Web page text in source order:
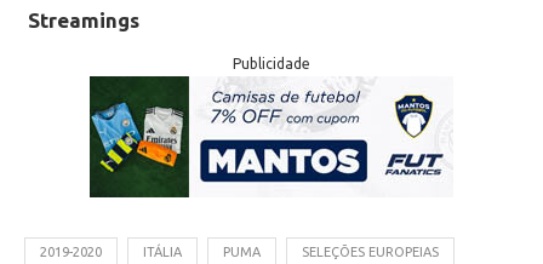
Streamings
Publicidade
2019-2020 ITÁLIA PUMA SELEÇÕES EUROPEIAS